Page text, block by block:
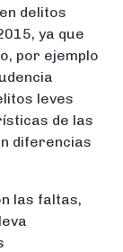
delitos
ya que
por ejemplo
leves
de las
diferencias
las faltas,